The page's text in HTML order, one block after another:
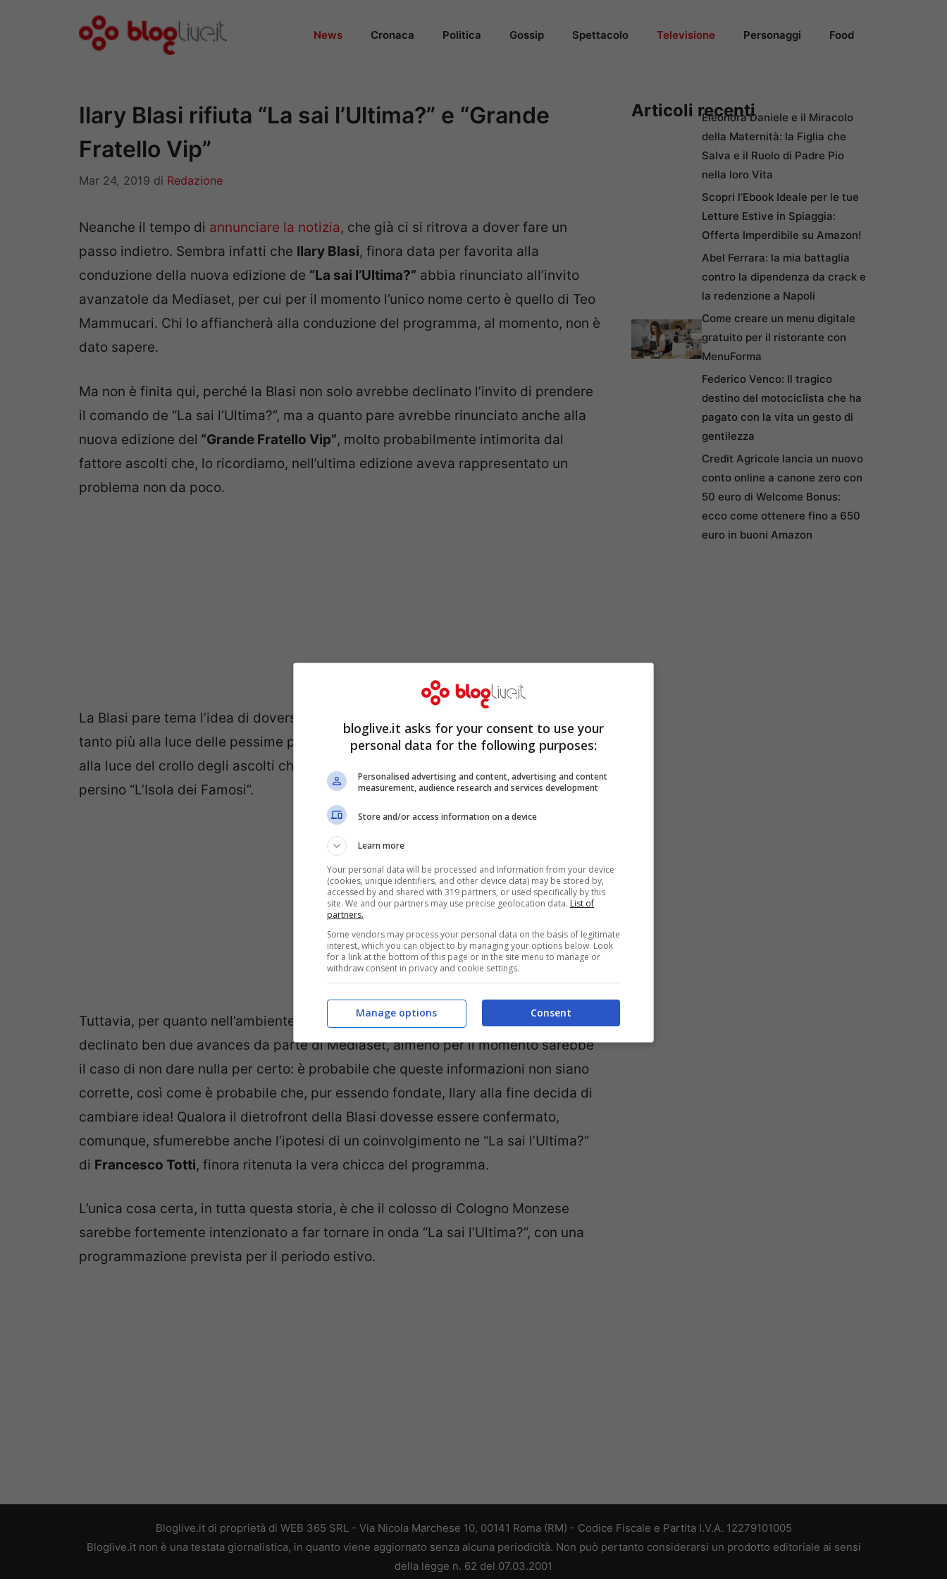
News Cronaca Politica Gossip Spettacolo Televisione Personaggi Food
Ilary Blasi rifiuta “La sai l’Ultima?” e “Grande
Fratello Vip”
Mar 24, 2019 di Redazione
Neanche il tempo di annunciare la notizia, che già ci si ritrova a dover fare un
passo indietro. Sembra infatti che Ilary Blasi, finora data per favorita alla
conduzione della nuova edizione de “La sai l’Ultima?” abbia rinunciato all’invito
avanzatole da Mediaset, per cui per il momento l’unico nome certo è quello di Teo
Mammucari. Chi lo affiancherà alla conduzione del programma, al momento, non è
dato sapere.
Ma non è finita qui, perché la Blasi non solo avrebbe declinato l’invito di prendere
il comando de “La sai l’Ultima?”, ma a quanto pare avrebbe rinunciato anche alla
nuova edizione del “Grande Fratello Vip”, molto probabilmente intimorita dal
fattore ascolti che, lo ricordiamo, nell’ultima edizione aveva rappresentato un
problema non da poco.
La Blasi pare tema l’idea di doversi scontrare ancora una volta con l’audience,
tanto più alla luce delle pessime performance registrate lo scorso anno e anche
alla luce del crollo degli ascolti che proprio in queste settimane sta colpendo
persino “L’Isola dei Famosi”.
Tuttavia, per quanto nell’ambiente televisivo circoli la voce che Ilary abbia
declinato ben due avances da parte di Mediaset, almeno per il momento sarebbe
il caso di non dare nulla per certo: è probabile che queste informazioni non siano
corrette, così come è probabile che, pur essendo fondate, Ilary alla fine decida di
cambiare idea! Qualora il dietrofront della Blasi dovesse essere confermato,
comunque, sfumerebbe anche l’ipotesi di un coinvolgimento ne “La sai l’Ultima?”
di Francesco Totti, finora ritenuta la vera chicca del programma.
L’unica cosa certa, in tutta questa storia, è che il colosso di Cologno Monzese
sarebbe fortemente intenzionato a far tornare in onda “La sai l’Ultima?”, con una
programmazione prevista per il periodo estivo.
Articoli recentiEleonora Daniele e il Miracolo
della Maternità: la Figlia che
Salva e il Ruolo di Padre Pio
nella loro Vita
Scopri l’Ebook Ideale per le tue
Letture Estive in Spiaggia:
Offerta Imperdibile su Amazon!
Abel Ferrara: la mia battaglia
contro la dipendenza da crack e
la redenzione a Napoli
Come creare un menu digitale
gratuito per il ristorante con
MenuForma
Federico Venco: Il tragico
destino del motociclista che ha
pagato con la vita un gesto di
gentilezza
Credit Agricole lancia un nuovo
conto online a canone zero con
50 euro di Welcome Bonus:
ecco come ottenere fino a 650
euro in buoni Amazon
Bloglive.it di proprietà di WEB 365 SRL - Via Nicola Marchese 10, 00141 Roma (RM) - Codice Fiscale e Partita I.V.A. 12279101005
Bloglive.it non è una testata giornalistica, in quanto viene aggiornato senza alcuna periodicità. Non può pertanto considerarsi un prodotto editoriale ai sensi
della legge n. 62 del 07.03.2001
bloglive.it asks for your consent to use your
personal data for the following purposes:
Personalised advertising and content, advertising and content
measurement, audience research and services development
Store and/or access information on a device
Learn more
Your personal data will be processed and information from your device
(cookies, unique identifiers, and other device data) may be stored by,
accessed by and shared with 319 partners, or used specifically by this
site. We and our partners may use precise geolocation data. List of
partners.
Some vendors may process your personal data on the basis of legitimate
interest, which you can object to by managing your options below. Look
for a link at the bottom of this page or in the site menu to manage or
withdraw consent in privacy and cookie settings.
Consent
Manage options